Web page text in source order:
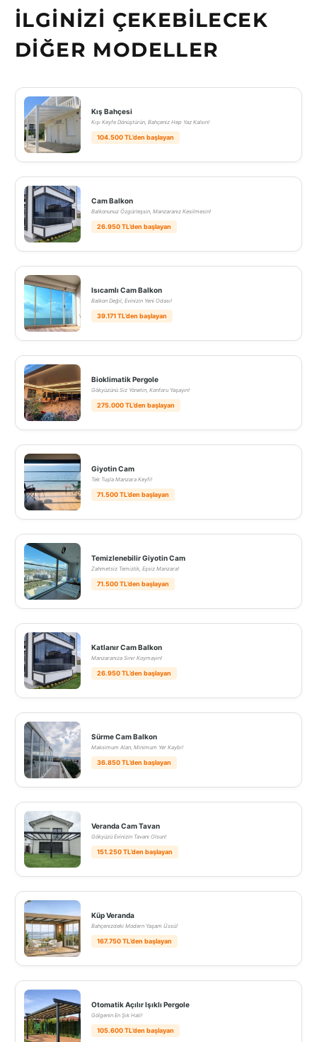
İLGINIZI ÇEKEBILECEK
DIĞER MODELLER
Kış Bahçesi
Kışı Keyfe Dönüştürün, Bahçeniz Hep Yaz Kalsın!
104.500 TL’den başlayan
Cam Balkon
Balkonunuz Özgürleşsin, Manzaranız Kesilmesin!
26.950 TL’den başlayan
Isıcamlı Cam Balkon
Balkon Değil, Evinizin Yeni Odası!
39.171 TL’den başlayan
Bioklimatik Pergole
Gökyüzünü Siz Yönetin, Konforu Yaşayın!
275.000 TL’den başlayan
Giyotin Cam
Tek Tuşla Manzara Keyfi!
71.500 TL’den başlayan
Temizlenebilir Giyotin Cam
Zahmetsiz Temizlik, Eşsiz Manzara!
71.500 TL’den başlayan
Katlanır Cam Balkon
Manzaranıza Sınır Koymayın!
26.950 TL’den başlayan
Sürme Cam Balkon
Maksimum Alan, Minimum Yer Kaybı!
36.850 TL’den başlayan
Veranda Cam Tavan
Gökyüzü Evinizin Tavanı Olsun!
151.250 TL’den başlayan
Küp Veranda
Bahçenizdeki Modern Yaşam Üssü!
167.750 TL’den başlayan
Otomatik Açılır Işıklı Pergole
Gölgenin En Şık Hali!
105.600 TL’den başlayan